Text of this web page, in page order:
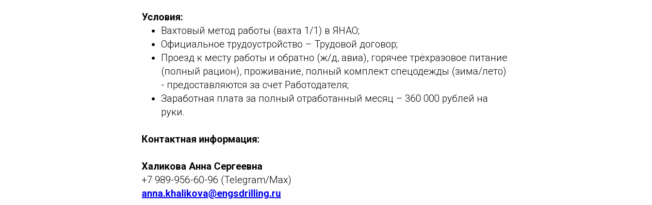
Условия:
Вахтовый метод работы (вахта 1/1) в ЯНАО;
Официальное трудоустройство – Трудовой договор;
Проезд к месту работы и обратно (ж/д, авиа), горячее трёхразовое питание
(полный рацион), проживание, полный комплект спецодежды (зима/лето)
- предоставляются за счет Работодателя;
Заработная плата за полный отработанный месяц – 360 000 рублей на
руки.
Контактная информация:
Халикова Анна Сергеевна
+7 989-956-60-96 (Telegram/Max)
anna.khalikova@engsdrilling.ru